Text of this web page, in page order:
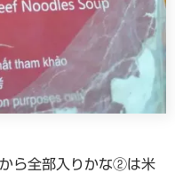
ら全部入りかな②は米